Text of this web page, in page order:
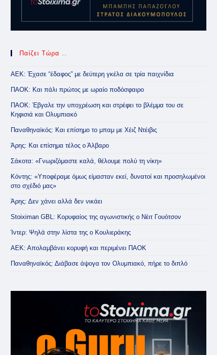
Παίζει Τώρα ..
ΑΕΚ: Έχασε “έδαφος” με δεύτερη γκέλα σε τρία παιχνίδια
ΠΑΟΚ: Και πάλι πρώτος με ωραίο ποδόσφαιρο
ΠΑΟΚ: Έβγαλε την υποχρέωση και στρέφει το βλέμμα του σε
Κηφισιά και Ολυμπιακό
Παναθηναϊκός: Και επίσημο το μπαμ με Χέιζ Ντέιβις
Άρης: Και επίσημα τέλος ο Άλβαρο
Σάκοτα: «Γνωριζόμαστε καλά, θέλουμε πολύ τη νίκη»
Κόντης: «Υποφέραμε όμως είμασταν εκεί, δυνατοί και προσηλωμένοι
στο σχέδιό μας»
Άρης: Δεν χάνει αλλά δεν νικάει
Stoiximan GBL: Κορυφαίος της αγωνιστικής ο Νέιτ Γουότσον
Ίντερ: Ψηλά στην λίστα της ο Κουλιεράκης
ΑΕΚ: Απολαμβάνει κορυφή και περιμένει ΠΑΟΚ
Παναθηναϊκός: Διάβασε άψογα τον Ολυμπιακό, πήρε το διπλό